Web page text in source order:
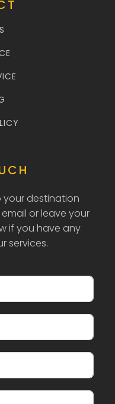
your destination
or leave your
if you have any
services.